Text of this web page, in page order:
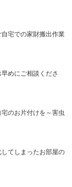
宅での家財搬出作業
めにご相談くださ
のお片付けを～害虫
てしまったお部屋の